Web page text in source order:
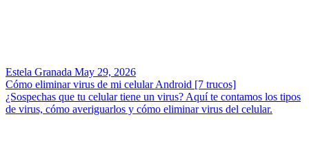
Estela Granada May 29, 2026
Cómo eliminar virus de mi celular Android [7 trucos]
¿Sospechas que tu celular tiene un virus? Aquí te contamos los tipos
de virus, cómo averiguarlos y cómo eliminar virus del celular.